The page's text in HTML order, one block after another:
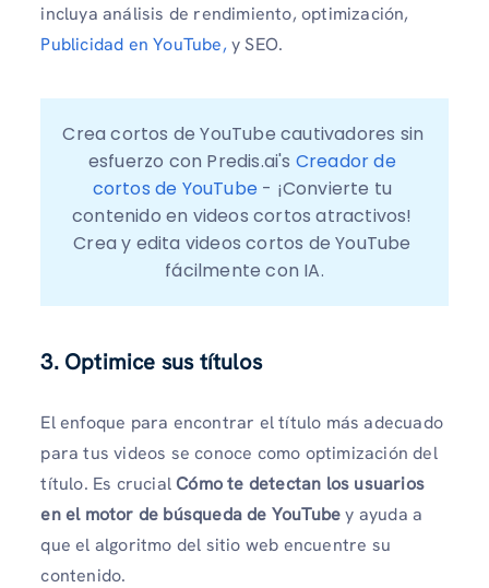
incluya análisis de rendimiento, optimización,
Publicidad en YouTube, y SEO.
Crea cortos de YouTube cautivadores sin
esfuerzo con Predis.ai's Creador de
cortos de YouTube - ¡Convierte tu
contenido en videos cortos atractivos!
Crea y edita videos cortos de YouTube
fácilmente con IA.
3. Optimice sus títulos
El enfoque para encontrar el título más adecuado
para tus videos se conoce como optimización del
título. Es crucialCómo te detectan los usuarios
en el motor de búsqueda de YouTubey ayuda a
que el algoritmo del sitio web encuentre su
contenido.